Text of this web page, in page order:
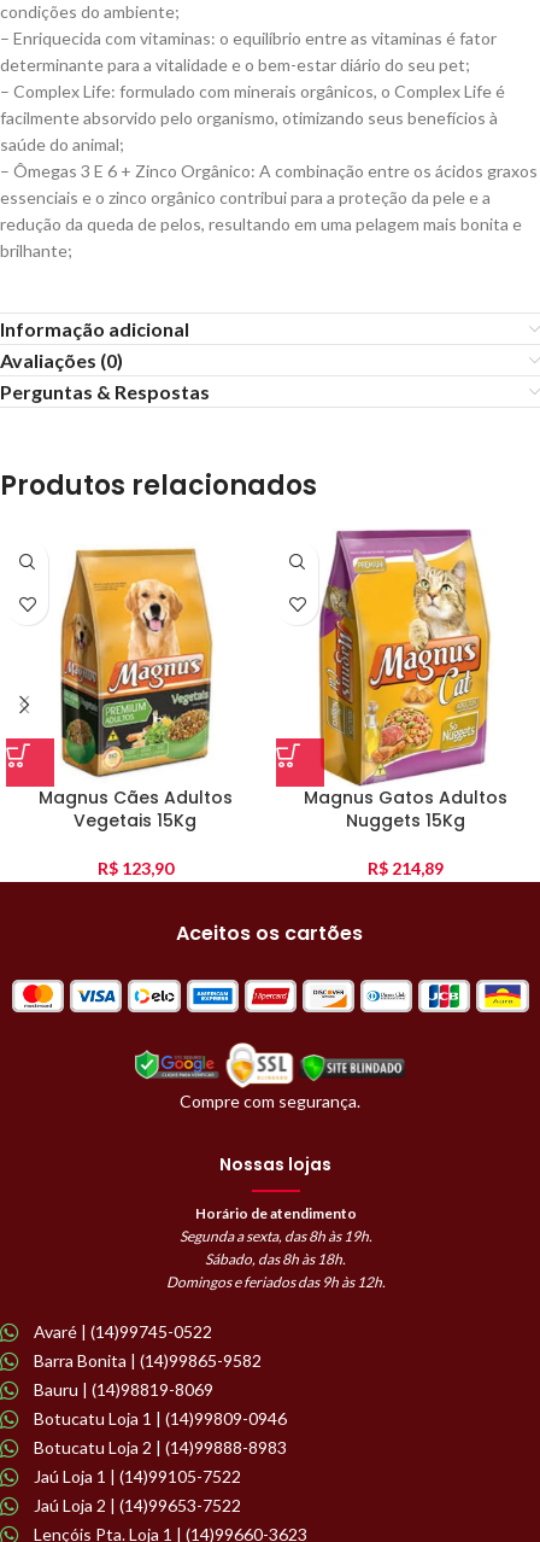
condições do ambiente;
– Enriquecida com vitaminas: o equilíbrio entre as vitaminas é fator
determinante para a vitalidade e o bem-estar diário do seu pet;
– Complex Life: formulado com minerais orgânicos, o Complex Life é
facilmente absorvido pelo organismo, otimizando seus benefícios à
saúde do animal;
– Ômegas 3 E 6 + Zinco Orgânico: A combinação entre os ácidos graxos
essenciais e o zinco orgânico contribui para a proteção da pele e a
redução da queda de pelos, resultando em uma pelagem mais bonita e
brilhante;
Informação adicional
Avaliações (0)
Perguntas & Respostas
Produtos relacionados
Magnus Cães Adultos
Vegetais 15Kg
R$123,90
Magnus Gatos Adultos
Nuggets 15Kg
R$214,89
Aceitos os cartões
Compre com segurança.
Nossas lojas
Horário de atendimento
Segunda a sexta, das 8h às 19h.
Sábado, das 8h às 18h.
Domingos e feriados das 9h às 12h.
Avaré | (14)99745-0522
Barra Bonita | (14)99865-9582
Bauru | (14)98819-8069
Botucatu Loja 1 | (14)99809-0946
Botucatu Loja 2 | (14)99888-8983
Jaú Loja 1 | (14)99105-7522
Jaú Loja 2 | (14)99653-7522
Lençóis Pta. Loja 1 | (14)99660-3623